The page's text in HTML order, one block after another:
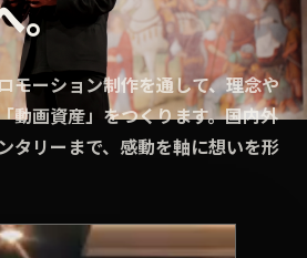
。
モーション制作を通して、理念や
動画資産」をつくります。国内外
タリーまで、感動を軸に想いを形